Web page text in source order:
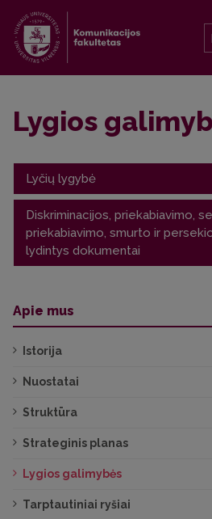
Lygios
Lyčių lygybė
Lyčių lygybė
Diskriminacijos, priekabiavimo,
priekabiavimo, smurto ir
lydintys dokumentai
priekabiavimo, smurto ir
Diskriminavimo,
nagrinėjimo tvarkos aprašas
Diskriminavimo,
prevencijos politika
Apie mus
Istorija
Nuostatai
Struktūra
Strateginis planas
Lygios galimybės
Tarptautiniai ryšiai